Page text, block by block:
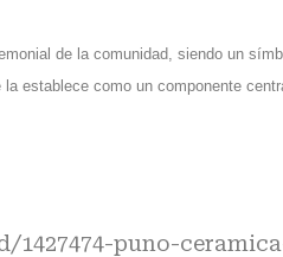
de la comunidad, siendo un
establece como un componente
puno-